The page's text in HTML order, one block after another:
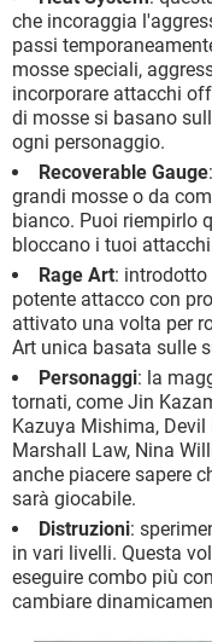
che incoraggia
passi
mosse speciali,
incorporare attacchi
di mosse si basano
ogni personaggio.
Recoverable Gauge
grandi mosse o da
bianco. Puoi riempirlo
bloccano i tuoi
Rage Art: introdotto
potente attacco con
attivato una volta per
Art unica basata sulle
Personaggi: la
tornati, come Jin
Kazuya Mishima, Devil
Marshall Law, Nina
anche piacere sapere
sarà giocabile.
Distruzioni:
in vari livelli. Questa
eseguire combo più
cambiare